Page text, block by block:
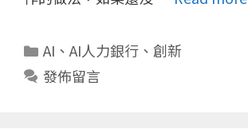
分
類
AI 、 AI人力銀行、 創新
發佈留言